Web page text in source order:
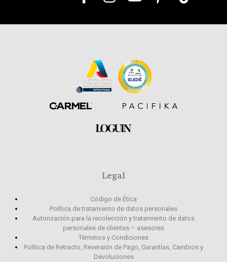
Legal
Código de Ética
Política de tratamiento de datos personales
Autorización para la recolección y tratamiento de datos
personales de clientes – asesores
Términos y Condiciones
Política de Retracto, Reversión de Pago, Garantías, Cambios y
Devoluciones